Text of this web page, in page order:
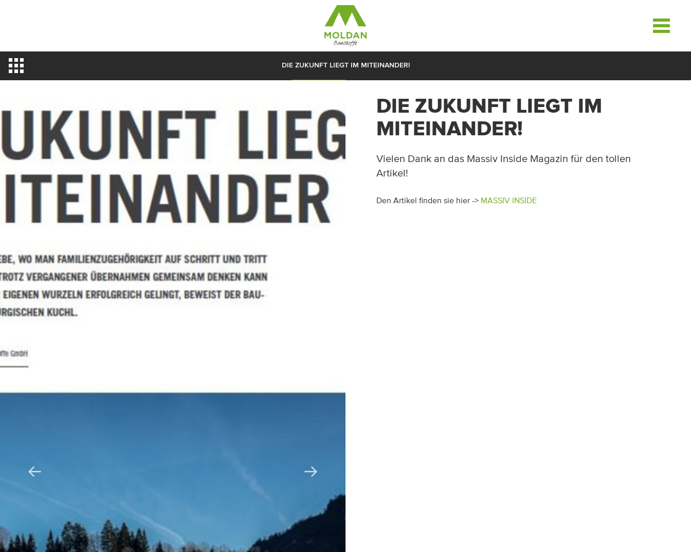
Toggle
STANDORT & ANFAHRT AKTUELLES KONTAKTFORMULAR
DIE ZUKUNFT LIEGT IM MITEINANDER!
DIE ZUKUNFT LIEGT IM
MITEINANDER!
Vielen Dank an das Massiv Inside Magazin für den tollen
Artikel!
Den Artikel finden sie hier -> MASSIV INSIDE